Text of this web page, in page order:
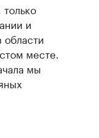
и
месте.
мы